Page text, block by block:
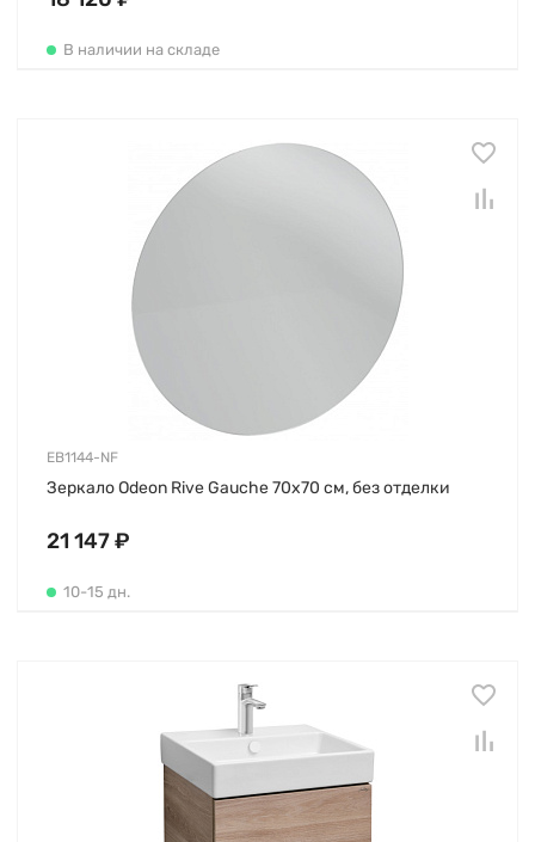
В наличии на складе
EB1144-NF
Зеркало Odeon Rive Gauche 70х70 см, без отделки
21 147 ₽
10-15 дн.